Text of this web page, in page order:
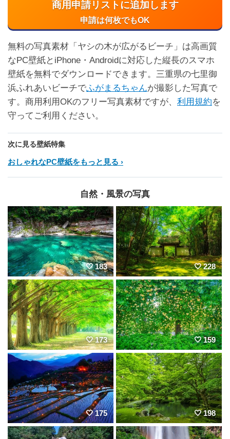
商用申請リストに追加します
申請は何枚でもOK
無料の写真素材「ヤシの木が広がるビーチ」は高画質
なPC壁紙とiPhone・Androidに対応した縦長のスマホ
壁紙を無料でダウンロードできます。三重県の七里御
浜ふれあいビーチでふがまるちゃんが撮影した写真で
す。商用利用OKのフリー写真素材ですが、 利用規約を
守ってご利用ください。
次に見る壁紙特集
おしゃれなPC壁紙をもっと見る
自然・風景の写真
183 228
173 159
175 198